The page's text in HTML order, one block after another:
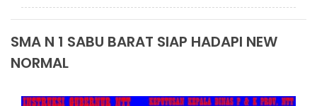
SMA N 1 SABU BARAT SIAP HADAPI NEW
NORMAL